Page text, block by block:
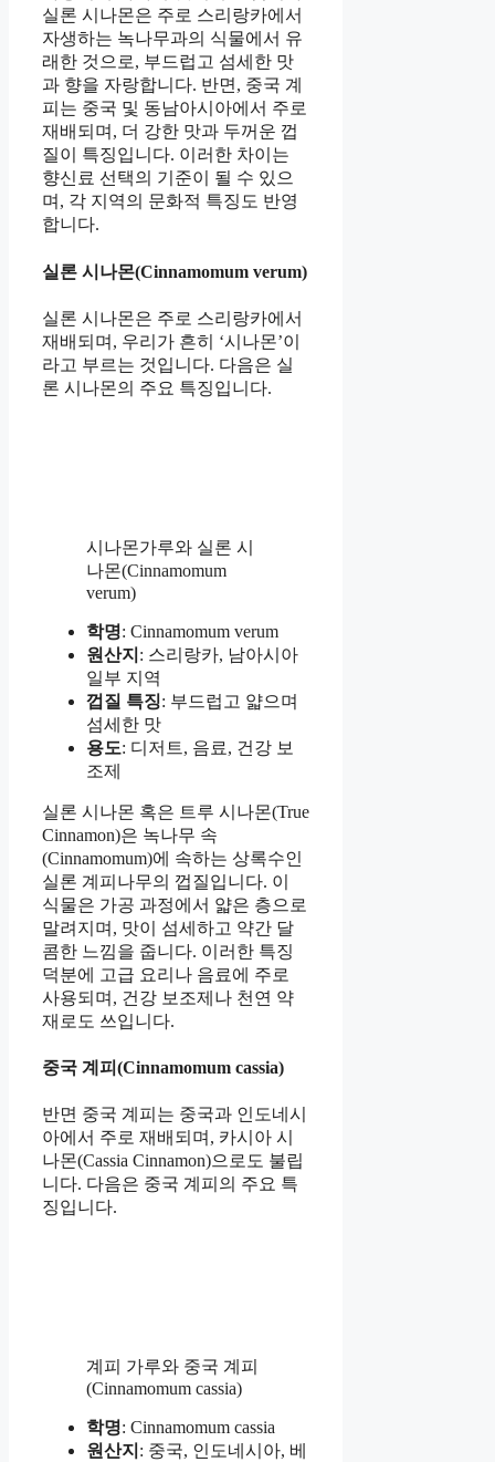
실론 시나몬은 주로 스리랑카에서
자생하는 녹나무과의 식물에서 유
래한 것으로, 부드럽고 섬세한 맛
과 향을 자랑합니다. 반면, 중국 계
피는 중국 및 동남아시아에서 주로
재배되며, 더 강한 맛과 두꺼운 껍
질이 특징입니다. 이러한 차이는
향신료 선택의 기준이 될 수 있으
며, 각 지역의 문화적 특징도 반영
합니다.
실론 시나몬(Cinnamomum verum)
실론 시나몬은 주로 스리랑카에서
재배되며, 우리가 흔히 ‘시나몬’이
라고 부르는 것입니다. 다음은 실
론 시나몬의 주요 특징입니다.
시나몬가루와 실론 시
나몬(Cinnamomum
verum)
학명: Cinnamomum verum
원산지 : 스리랑카, 남아시아
일부 지역
껍질 특징: 부드럽고 얇으며
섬세한 맛
용도: 디저트, 음료, 건강 보
조제
실론 시나몬 혹은 트루 시나몬(True
Cinnamon)은 녹나무 속
(Cinnamomum)에 속하는 상록수인
실론 계피나무의 껍질입니다. 이
식물은 가공 과정에서 얇은 층으로
말려지며, 맛이 섬세하고 약간 달
콤한 느낌을 줍니다. 이러한 특징
덕분에 고급 요리나 음료에 주로
사용되며, 건강 보조제나 천연 약
재로도 쓰입니다.
중국 계피(Cinnamomum cassia)
반면 중국 계피는 중국과 인도네시
아에서 주로 재배되며, 카시아 시
나몬(Cassia Cinnamon)으로도 불립
니다. 다음은 중국 계피의 주요 특
징입니다.
계피 가루와 중국 계피
(Cinnamomum cassia)
학명: Cinnamomum cassia
원산지 : 중국, 인도네시아, 베